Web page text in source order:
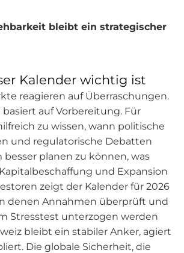
bleibt ein strategischer
Kalender wichtig ist
reagieren auf Überraschungen.
basiert auf Vorbereitung. Für
zu wissen, wann politische
und regulatorische Debatten
planen zu können, was
und Expansion
zeigt der Kalender für 2026
denen Annahmen überprüft und
Stresstest unterzogen werden
bleibt ein stabiler Anker, agiert
Die globale Sicherheit, die